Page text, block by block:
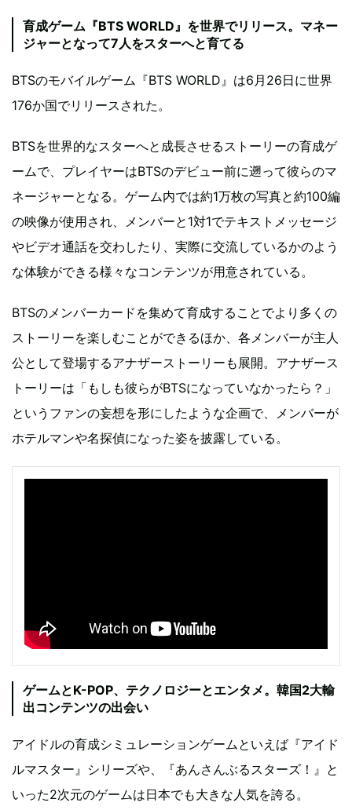
育成ゲーム『BTS WORLD』を世界でリリース。マネー
ジャーとなって7人をスターへと育てる
BTSのモバイルゲーム『BTS WORLD』は6月26日に世界
176か国でリリースされた。
BTSを世界的なスターへと成長させるストーリーの育成ゲ
ームで、プレイヤーはBTSのデビュー前に遡って彼らのマ
ネージャーとなる。ゲーム内では約1万枚の写真と約100編
の映像が使用され、メンバーと1対1でテキストメッセージ
やビデオ通話を交わしたり、実際に交流しているかのよう
な体験ができる様々なコンテンツが用意されている。
BTSのメンバーカードを集めて育成することでより多くの
ストーリーを楽しむことができるほか、各メンバーが主人
公として登場するアナザーストーリーも展開。アナザース
トーリーは「もしも彼らがBTSになっていなかったら？」
というファンの妄想を形にしたような企画で、メンバーが
ホテルマンや名探偵になった姿を披露している。
ゲームとK-POP、テクノロジーとエンタメ。韓国2大輸
出コンテンツの出会い
アイドルの育成シミュレーションゲームといえば『アイド
ルマスター』シリーズや、『あんさんぶるスターズ！』と
いった2次元のゲームは日本でも大きな人気を誇る。